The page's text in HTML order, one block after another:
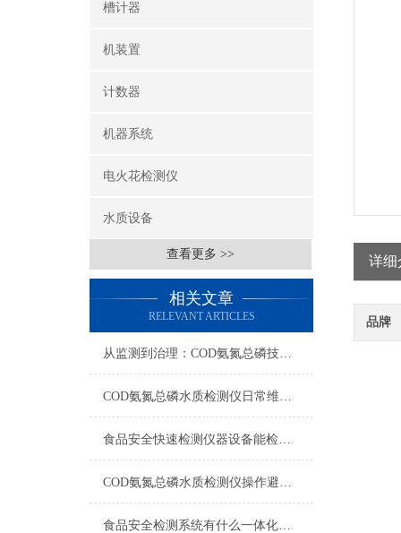
槽计器
机装置
计数器
机器系统
电火花检测仪
水质设备
查看更多 >>
相关文章
RELEVANT ARTICLES
从监测到治理：COD氨氮总磷技术的双领域实战解析
COD氨氮总磷水质检测仪日常维护与试剂管理，降低故障率就靠这几招
食品安全快速检测仪器设备能检什么？一张表说清适用范围
COD氨氮总磷水质检测仪操作避坑指南：这几个步骤直接影响数据准确性
食品安全检测系统有什么一体化配置·2023仪器仪表推荐·山东云唐
详细
品牌